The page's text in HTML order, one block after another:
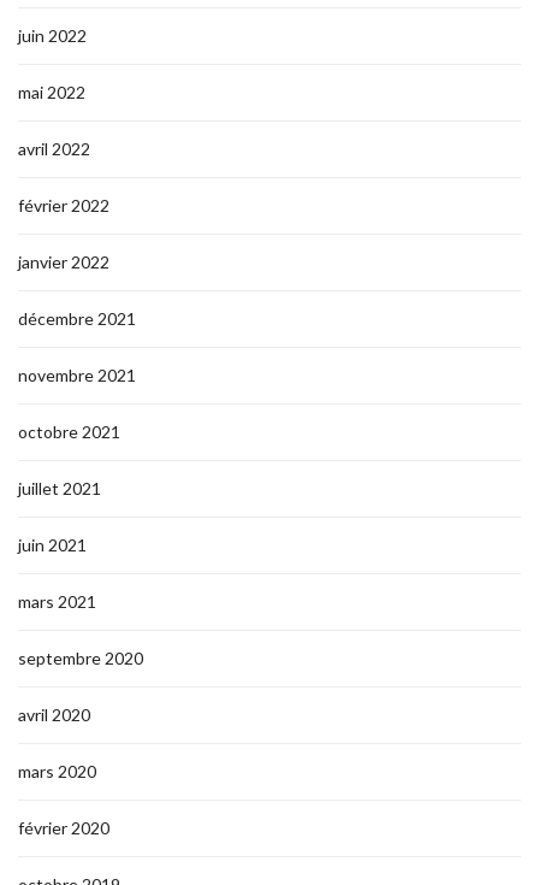
juin 2022
mai 2022
avril 2022
février 2022
janvier 2022
décembre 2021
novembre 2021
octobre 2021
juillet 2021
juin 2021
mars 2021
septembre 2020
avril 2020
mars 2020
février 2020